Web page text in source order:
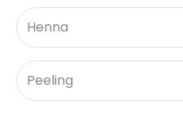
Henna
Peeling